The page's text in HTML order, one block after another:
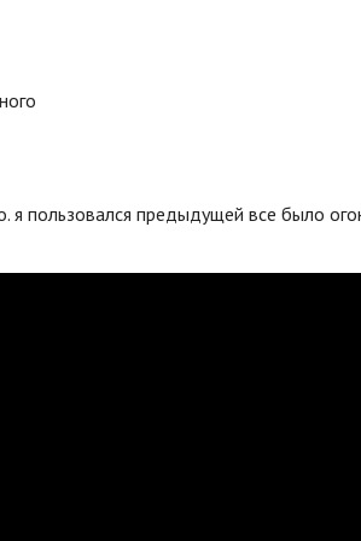
пользовался предыдущей все было